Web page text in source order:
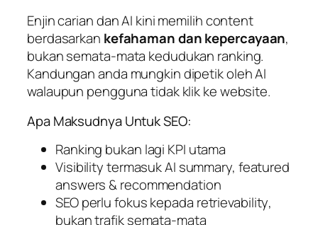
Enjin carian dan AI kini memilih content
berdasarkan kefahaman dan kepercayaan,
bukan semata-mata kedudukan ranking.
Kandungan anda mungkin dipetik oleh AI
walaupun pengguna tidak klik ke website.
Apa Maksudnya Untuk SEO:
Ranking bukan lagi KPI utama
Visibility termasuk AI summary, featured
answers & recommendation
SEO perlu fokus kepada retrievability,
bukan trafik semata-mata